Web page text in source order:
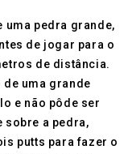
uma pedra grande,
de jogar para o
de distância.
de uma grande
e não pôde ser
sobre a pedra,
putts para fazer o